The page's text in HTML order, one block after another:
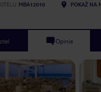
MBA12010 POKAŻ NA
Opinie